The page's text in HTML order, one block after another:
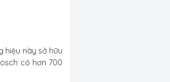
hiệu này sở hữu
có hơn 700